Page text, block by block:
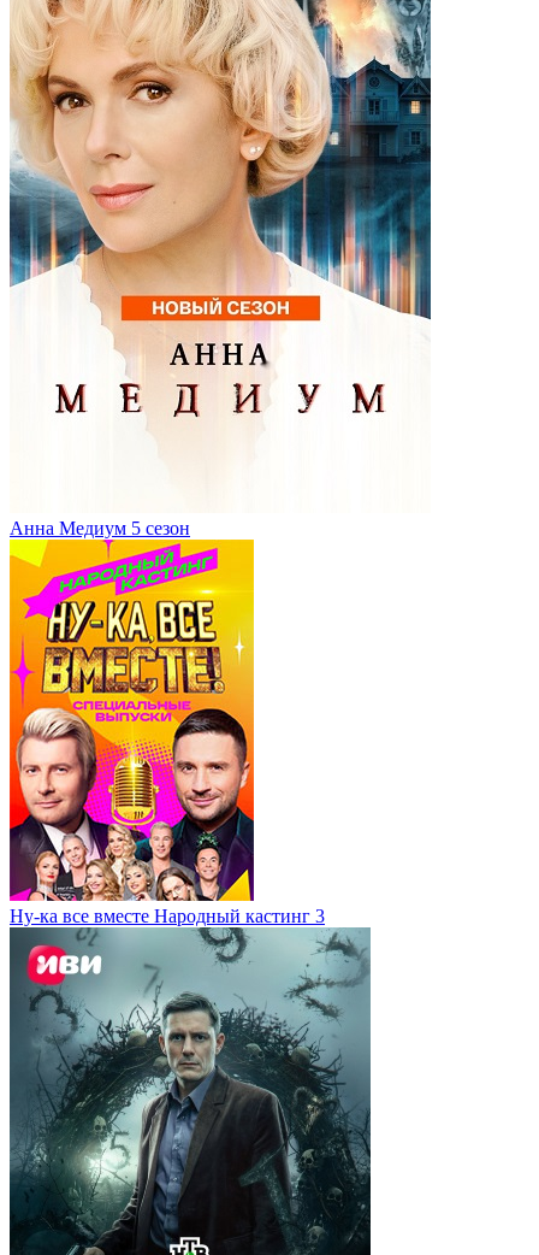
Анна Медиум 5 сезон
Ну-ка все вместе Народный кастинг 3